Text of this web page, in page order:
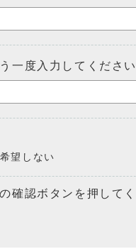
一度入力してください
望しない
確認ボタンを押してく